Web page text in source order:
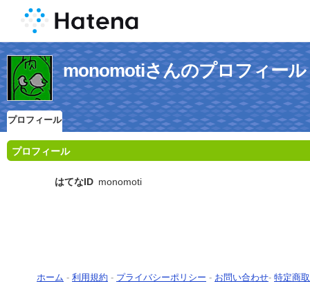
monomotiさんのプロフィール
プロフィール
プロフィール
はてなID monomoti
ホーム - 利用規約 - プライバシーポリシー - お問い合わせ- 特定商